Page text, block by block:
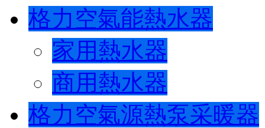
格力空氣能熱水器
家用熱水器
商用熱水器
格力空氣源熱泵采暖器